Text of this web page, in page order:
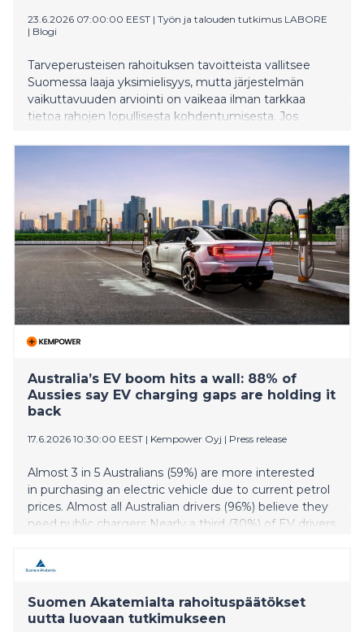
23.6.2026 07:00:00 EEST | Työn ja talouden tutkimus LABORE
| Blogi
Tarveperusteisen rahoituksen tavoitteista vallitsee
Suomessa laaja yksimielisyys, mutta järjestelmän
vaikuttavuuden arviointi on vaikeaa ilman tarkkaa
tietoa rahojen lopullisesta kohdentumisesta. Jos
saavat ja mihin sitä käytetään, emme myöskään voi
Australia’s EV boom hits a wall: 88% of
Aussies say EV charging gaps are holding it
back
17.6.2026 10:30:00 EEST | Kempower Oyj | Press release
Almost 3 in 5 Australians (59%) are more interested
in purchasing an electric vehicle due to current petrol
prices. Almost all Australian drivers (96%) believe they
need public chargers Nearly a third (30%) of EV drivers
infrastructure.
Suomen Akatemialta rahoituspäätökset
uutta luovaan tutkimukseen